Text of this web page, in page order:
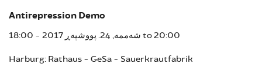
Antirepression Demo
شەممە, 24. پووشپەڕ 2017 - 18:00 to20:00
Harburg: Rathaus - GeSa - Sauerkrautfabrik